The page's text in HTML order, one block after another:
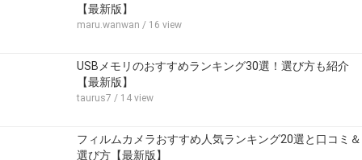
【最新版】
maru.wanwan / 16 view
USBメモリのおすすめランキング30選！選び方も紹介
【最新版】
taurus7 / 14 view
フィルムカメラおすすめ人気ランキング20選と口コミ＆
選び方【最新版】